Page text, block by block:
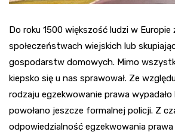
Do roku 1500 większość ludzi w Europie
społeczeństwach wiejskich lub
gospodarstw domowych. Mimo
kiepsko się u nas sprawował. Ze
rodzaju egzekwowanie prawa wypadało
powołano jeszcze formalnej policji. Z
odpowiedzialność egzekwowania prawa